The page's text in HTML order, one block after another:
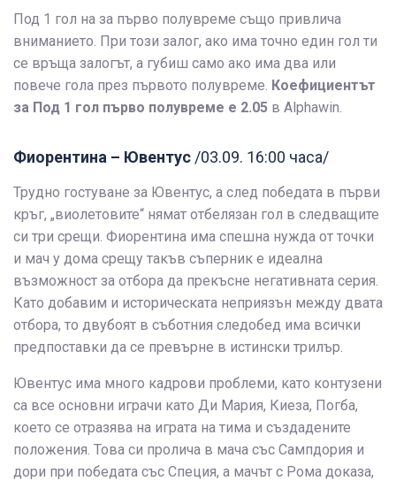
Под 1 гол на за първо полувреме също привлича
вниманието. При този залог, ако има точно един гол ти
се връща залогът, а губиш само ако има два или
повече гола през първото полувреме. Коефициентът
за Под 1 гол първо полувреме е 2.05 в Alphawin.
Фиорентина – Ювентус /03.09. 16:00 часа/
Трудно гостуване за Ювентус, а след победата в първи
кръг, „виолетовите“ нямат отбелязан гол в следващите
си три срещи. Фиорентина има спешна нужда от точки
и мач у дома срещу такъв съперник е идеална
възможност за отбора да прекъсне негативната серия.
Като добавим и историческата неприязън между двата
отбора, то двубоят в съботния следобед има всички
предпоставки да се превърне в истински трилър.
Ювентус има много кадрови проблеми, като контузени
са все основни играчи като Ди Мария, Киеза, Погба,
което се отразява на играта на тима и създадените
положения. Това си пролича в мача със Сампдория и
дори при победата със Специя, а мачът с Рома доказа,